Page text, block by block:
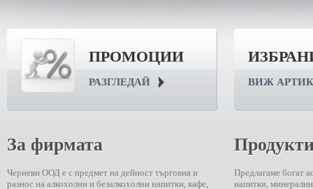
ПРОМОЦИИ
РАЗГЛЕДАЙ
За фирмата
Черневи ООД е с предмет на дейност търговия и
разнос на алкохолни и безалкохолни напитки, кафе,
ВИЖ
Предлагаме богат
напитки,